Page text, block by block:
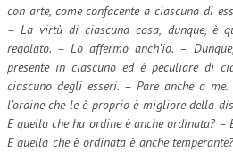
con arte, come confacente a ciascuna di
– La virtù di ciascuna cosa, dunque, è
regolato. – Lo affermo anch’io. –
presente in ciascuno ed è peculiare di
ciascuno degli esseri. – Pare anche a
l’ordine che le è proprio è migliore della
E quella che ha ordine è anche ordinata? –
E quella che è ordinata è anche